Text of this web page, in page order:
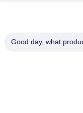
Fábrica
Good day, what